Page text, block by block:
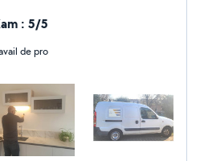
climatisation rénovation
cuisine et salle de bain
mes 30 ans d'expérience
diagnostic ou
préférence directement sur
remerciant . Cordialement Mr Fatiga
: 5/5
de pro